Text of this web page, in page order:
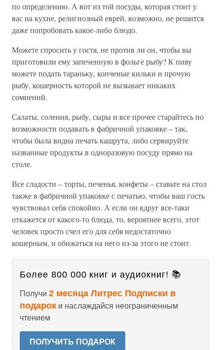
по определению. А вот из той посуды, которая стоит у
вас на кухне, религиозный еврей, возможно, не решится
даже попробовать какое-либо блюдо.
Можете спросить у гостя, не против ли он, чтобы вы
приготовили ему запеченную в фольге рыбу? К пиву
можете подать тараньку, копченые кильки и прочую
рыбу, кошерность которой не вызывает никаких
сомнений.
Салаты, соления, рыбу, сыры и все прочее старайтесь по
возможности подавать в фабричной упаковке – так,
чтобы была видна печать кашрута, либо сервируйте
названные продукты в одноразовую посуду прямо на
столе.
Все сладости – торты, печенья, конфеты – ставьте на стол
также в фабричной упаковке с печатью, чтобы ваш гость
чувствовал себя спокойно. А если он вдруг все-таки
откажется от какого-то блюда, то, вероятнее всего, этот
человек просто счел его для себя недостаточно
кошерным, и обижаться на него из-за этого не стоит.
Более 800 000 книг и аудиокниг! 📚
Получи 2 месяца Литрес Подписки в
подарок и наслаждайся неограниченным
чтением
ПОЛУЧИТЬ ПОДАРОК